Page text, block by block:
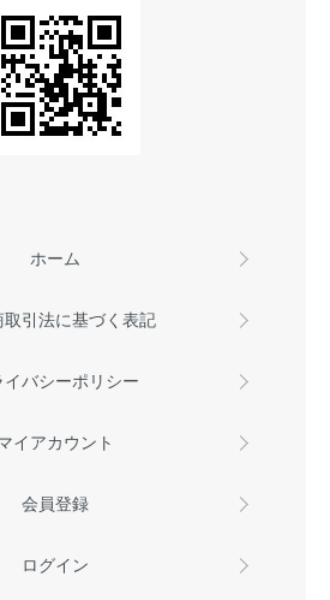
ホーム
引法に基づく表記
イバシーポリシー
イアカウント
会員登録
ログイン